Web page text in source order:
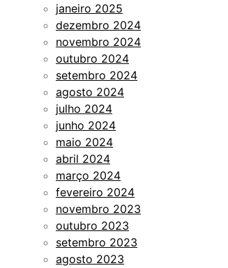
janeiro 2025
dezembro 2024
novembro 2024
outubro 2024
setembro 2024
agosto 2024
julho 2024
junho 2024
maio 2024
abril 2024
março 2024
fevereiro 2024
novembro 2023
outubro 2023
setembro 2023
agosto 2023